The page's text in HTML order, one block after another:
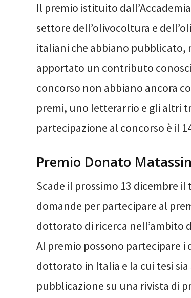
Il premio istituito
settore dell’olivocoltura e
italiani che abbiano pubblicato,
apportato un contributo
concorso non abbiano ancora
premi, uno letterarrio e gli altri
partecipazione al concorso è il
Premio Donato
Scade il prossimo 13 dicembre
domande per partecipare al
dottorato di ricerca nell’ambito
Al premio possono partecipare
dottorato in Italia e la cui tesi
pubblicazione su una rivista di